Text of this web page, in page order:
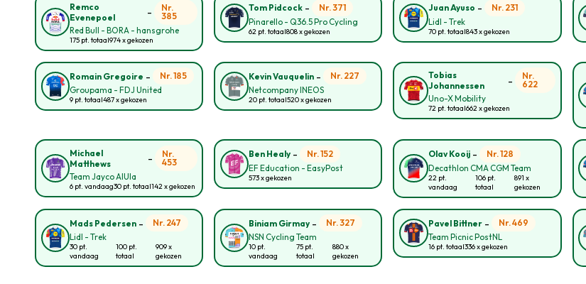
Remco
Evenepoel
-
Nr.
385
Red Bull - BORA - hansgrohe
175 pt. totaal974 x gekozen
Tom Pidcock -
Nr. 371
Pinarello - Q36.5 Pro Cycling
62 pt. totaal808 x gekozen
Juan Ayuso -
Nr. 231
Lidl - Trek
70 pt. totaal843 x gekozen
Romain Gregoire -
Nr. 185
Groupama - FDJ United
9 pt. totaal487 x gekozen
Kevin Vauquelin -
Nr. 227
Netcompany INEOS
20 pt. totaal520 x gekozen
Tobias
Johannessen
-
Nr.
622
Uno-X Mobility
72 pt. totaal662 x gekozen
Michael
Matthews
-
Nr.
453
Team Jayco AlUla
6 pt. vandaag30 pt. totaal142 x gekozen
Ben Healy -
Nr. 152
EF Education - EasyPost
573 x gekozen
Olav Kooij-
Nr. 128
Decathlon CMA CGM Team
22 pt.
vandaag
106 pt.
totaal
891 x
gekozen
Mads Pedersen -
Nr. 247
Lidl - Trek
30 pt.
vandaag
100 pt.
totaal
909 x
gekozen
Biniam Girmay -
Nr. 327
NSN Cycling Team
10 pt.
vandaag
75 pt.
totaal
880 x
gekozen
Pavel Bittner-
Nr. 469
Team Picnic PostNL
16 pt. totaal336 x gekozen